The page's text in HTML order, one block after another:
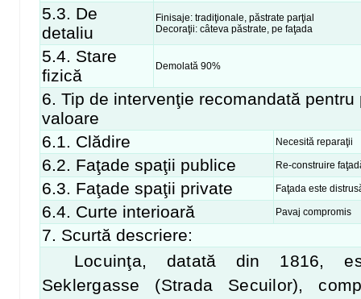
5.3. De
detaliu
Finisaje: tradiţionale, păstrate parţial
Decoraţii: câteva păstrate, pe faţada
5.4. Stare
fizică
Demolată 90%
6. Tip de intervenţie recomandată
valoare
6.1. Clădire
Necesită reparaţii
6.2. Faţade spaţii publice Re-construire
6.3. Faţade spaţii private Faţada este
6.4. Curte interioară Pavaj compromis
7. Scurtă descriere:
Locuinţa, datată din 1816,
Seklergasse (Strada Secuilor),